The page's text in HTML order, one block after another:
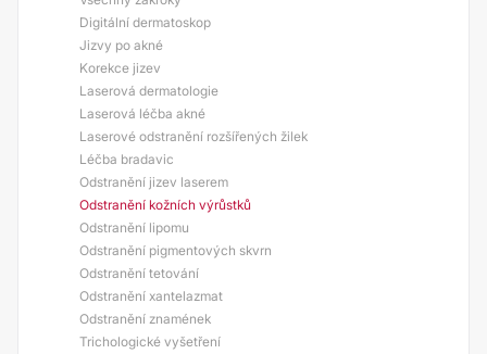
Digitální dermatoskop
Jizvy po akné
Korekce jizev
Laserová dermatologie
Laserová léčba akné
Laserové odstranění rozšířených žilek
Léčba bradavic
Odstranění jizev laserem
Odstranění kožních výrůstků
Odstranění lipomu
Odstranění pigmentových skvrn
Odstranění tetování
Odstranění xantelazmat
Odstranění znamének
Trichologické vyšetření